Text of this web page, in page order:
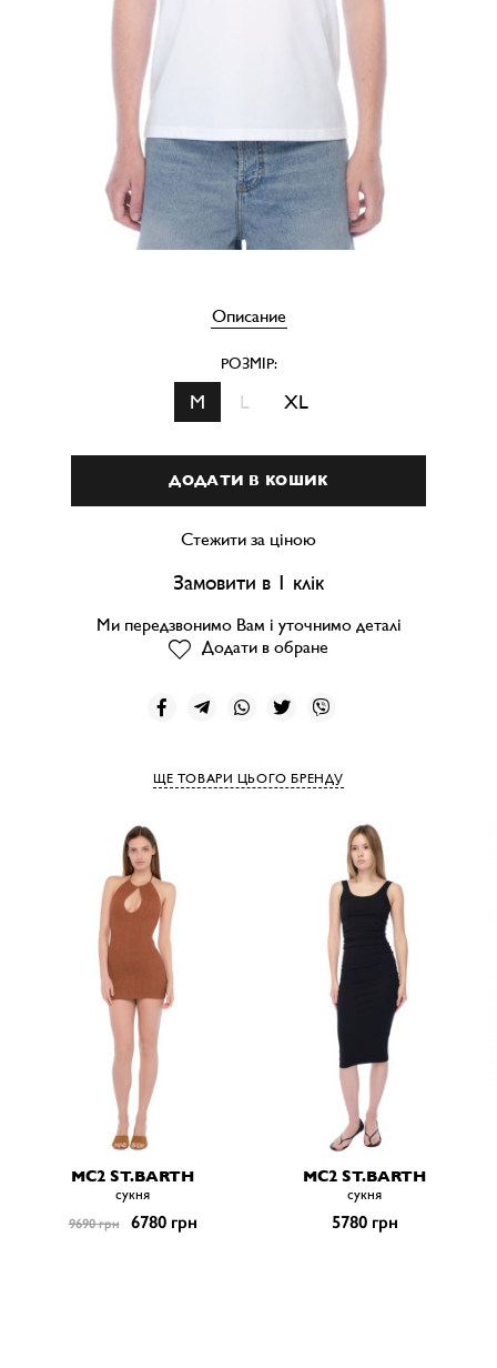
Описание
РОЗМІР:
M L XL
ДОДАТИ В КОШИК
Стежити за ціною
Замовити в 1 клік
Ми передзвонимо Вам і уточнимо деталі
Додати в обране
ЩЕ ТОВАРИ ЦЬОГО БРЕНДУ
MC2 ST.BARTH
сукня
9690 грн 6780 грн
MC2 ST.BARTH
сукня
5780 грн